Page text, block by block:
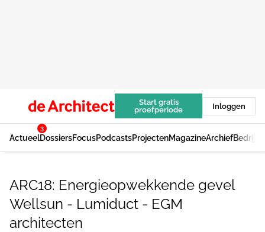
Start gratis
proefperiode
Inloggen
Actueel
3
DossiersFocusPodcastsProjectenMagazineArchief
ARC18: Energieopwekkende gevel
Wellsun - Lumiduct - EGM
architecten